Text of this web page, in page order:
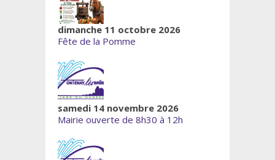
dimanche 11 octobre 2026
Fête de la Pomme
samedi 14 novembre 2026
Mairie ouverte de 8h30 à 12h